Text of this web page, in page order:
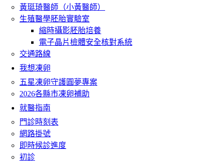
黃珽琦醫師（小黃醫師）
生殖醫學胚胎實驗室
縮時攝影胚胎培養
電子晶片檢體安全核對系統
交通路線
我想凍卵
五星凍卵守護圓夢專案
2026各縣市凍卵補助
就醫指南
門診時刻表
網路掛號
即時候診進度
初診